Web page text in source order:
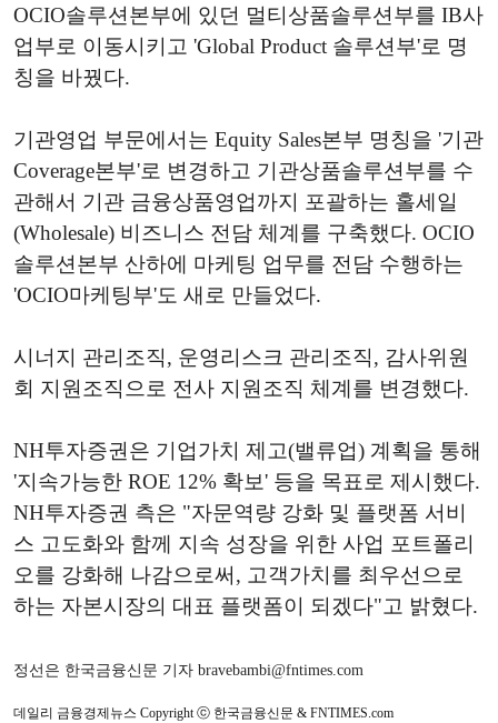
OCIO솔루션본부에 있던 멀티상품솔루션부를 IB사
업부로 이동시키고 'Global Product 솔루션부'로 명
칭을 바꿨다.
기관영업 부문에서는 Equity Sales본부 명칭을 '기관
Coverage본부'로 변경하고 기관상품솔루션부를 수
관해서 기관 금융상품영업까지 포괄하는 홀세일
(Wholesale) 비즈니스 전담 체계를 구축했다. OCIO
솔루션본부 산하에 마케팅 업무를 전담 수행하는
'OCIO마케팅부'도 새로 만들었다.
시너지 관리조직, 운영리스크 관리조직, 감사위원
회 지원조직으로 전사 지원조직 체계를 변경했다.
NH투자증권은 기업가치 제고(밸류업) 계획을 통해
'지속가능한 ROE 12% 확보' 등을 목표로 제시했다.
NH투자증권 측은 "자문역량 강화 및 플랫폼 서비
스 고도화와 함께 지속 성장을 위한 사업 포트폴리
오를 강화해 나감으로써, 고객가치를 최우선으로
하는 자본시장의 대표 플랫폼이 되겠다"고 밝혔다.
정선은 한국금융신문 기자 bravebambi@fntimes.com
데일리 금융경제뉴스 Copyright ⓒ 한국금융신문 & FNTIMES.com